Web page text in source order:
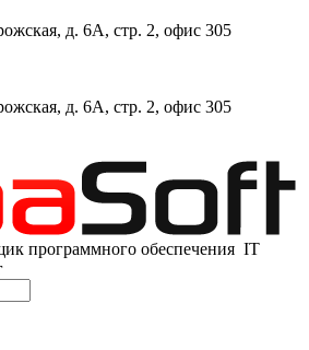
д. 6А, стр. 2, офис 305
д. 6А, стр. 2, офис 305
программного обеспечения IT